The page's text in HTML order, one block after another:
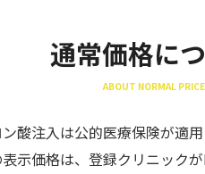
通常価格に
ABOUT NORMAL PRICE
酸注入は公的医療保険が適用
示価格は、登録クリニック